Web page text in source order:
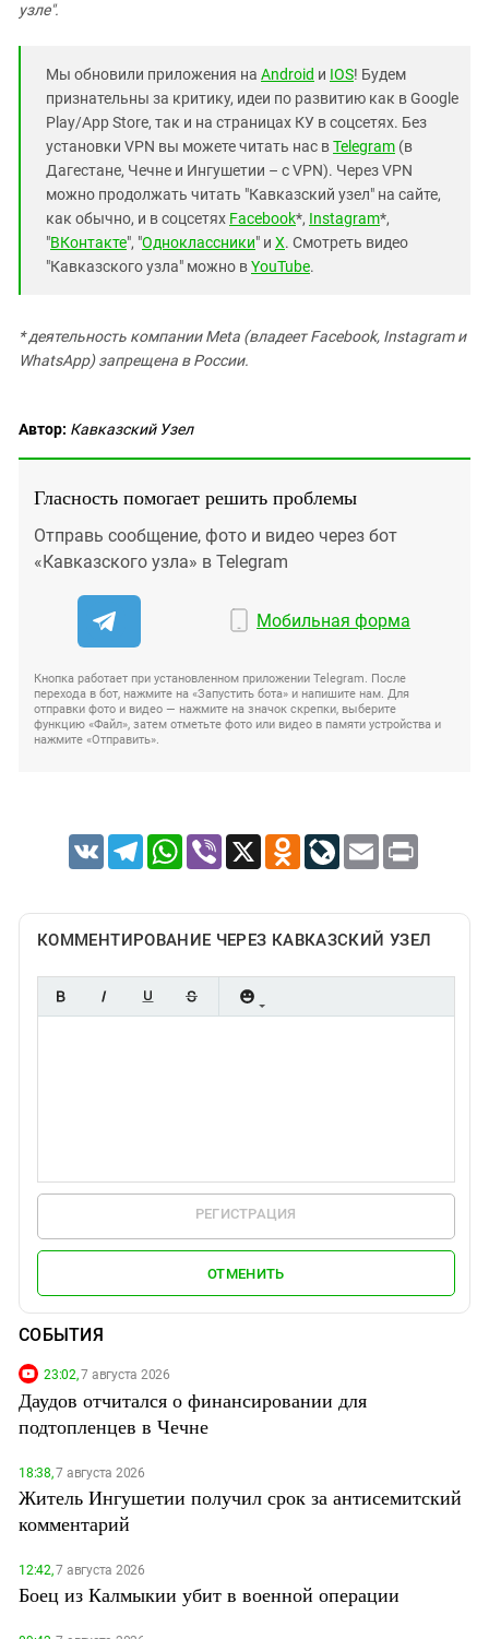
узле".
Мы обновили приложения на Android и IOS! Будем
признательны за критику, идеи по развитию как в Google
Play/App Store, так и на страницах КУ в соцсетях. Без
установки VPN вы можете читать нас вTelegram (в
Дагестане, Чечне и Ингушетии – с VPN). Через VPN
можно продолжать читать "Кавказский узел" на сайте,
как обычно, и в соцсетях Facebook*, Instagram*,
"ВКонтакте", "Одноклассники" и X. Смотреть видео
"Кавказского узла" можно вYouTube.
* деятельность компании Meta (владеет Facebook, Instagram и
WhatsApp) запрещена в России.
Автор: Кавказский Узел
Гласность помогает решить проблемы
Отправь сообщение, фото и видео через бот
«Кавказского узла» в Telegram
Мобильная форма
Кнопка работает при установленном приложении Telegram. После
перехода в бот, нажмите на «Запустить бота» и напишите нам. Для
отправки фото и видео — нажмите на значок скрепки, выберите
функцию «Файл», затем отметьте фото или видео в памяти устройства и
нажмите «Отправить».
VK TelegramWhatsApp
Viber X Odnoklassniki
LiveJournal
Email Print
КОММЕНТИРОВАНИЕ ЧЕРЕЗ КАВКАЗСКИЙ УЗЕЛ
РЕГИСТРАЦИЯ
ОТМЕНИТЬ
СОБЫТИЯ
23:02,7 августа 2026
Даудов отчитался о финансировании для
подтопленцев в Чечне
18:38,7 августа 2026
Житель Ингушетии получил срок за антисемитский
комментарий
12:42,7 августа 2026
Боец из Калмыкии убит в военной операции